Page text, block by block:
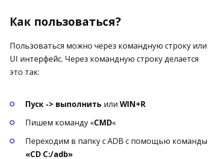
Как пользоваться?
Пользоваться можно через командную строку или
UI интерфейс. Через командную строку делается
это так:
Пуск -> выполнить или WIN+R
Пишем команду «CMD«
Переходим в папку с ADB с помощью команды
«CD C:/adb»